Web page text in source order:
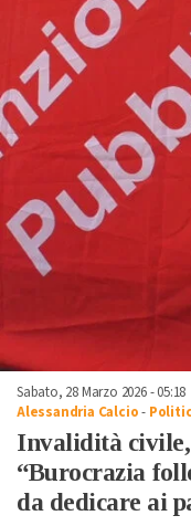
Sabato, 28 Marzo 2026 - 05:18
Alessandria Calcio-
Invalidità
“Burocrazia
da dedicare ai